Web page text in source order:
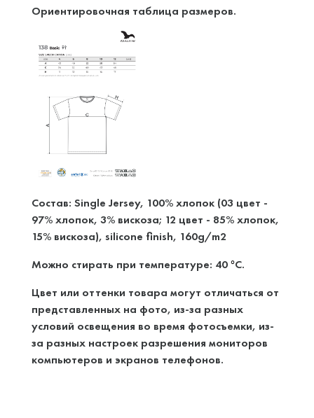
Ориентировочная таблица размеров.
Состав: Single Jersey, 100% хлопок (03 цвет -
97% хлопок, 3% вискоза; 12 цвет - 85% хлопок,
15% вискоза), silicone finish, 160g/m2
Можно стирать при температуре: 40 °C.
Цвет или оттенки товара могут отличаться от
представленных на фото, из-за разных
условий освещения во время фотосъемки, из-
за разных настроек разрешения мониторов
компьютеров и экранов телефонов.